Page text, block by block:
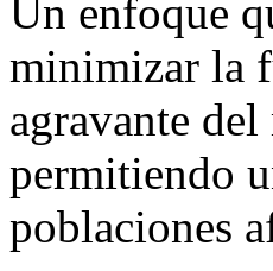
Un enfoque
minimizar la
agravante
permitiendo
poblaciones